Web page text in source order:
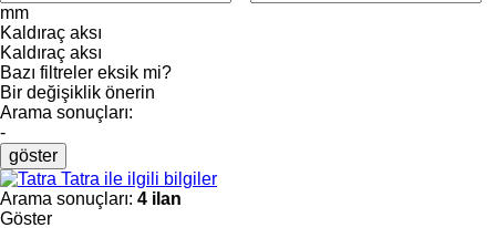
mm
Kaldıraç aksı
Kaldıraç aksı
Bazı filtreler eksik mi?
Bir değişiklik önerin
Arama sonuçları:
-
göster
Tatra ile ilgili bilgiler
Arama sonuçları: 4 ilan
Göster